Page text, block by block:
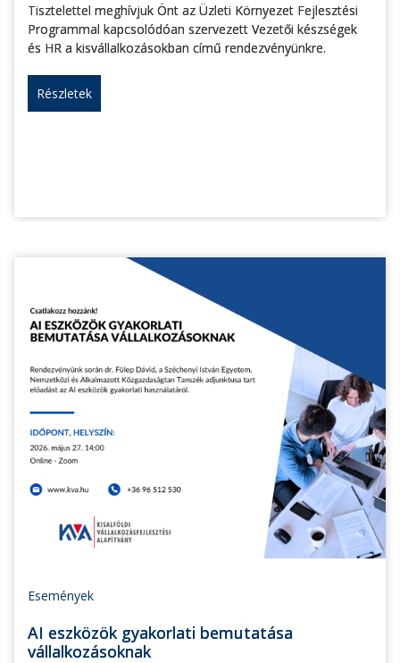
Tisztelettel meghívjuk Önt az Üzleti Környezet Fejlesztési
Programmal kapcsolódóan szervezett Vezetői készségek
és HR a kisvállalkozásokban című rendezvényünkre.
Részletek
Események
AI eszközök gyakorlati bemutatása
vállalkozásoknak